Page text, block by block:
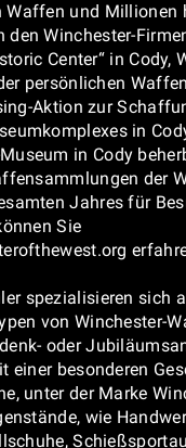
Waffen und Millionen
den Winchester-
Center“ in Cody,
persönlichen
Aktion zur
in
in Cody
der
Jahres für
Sie
spezialisieren sich
von Winchester-
oder
einer besonderen
unter der Marke
wie